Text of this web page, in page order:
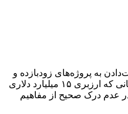
به پروژه‌های زودبازده و
پرطرفدار در میان عامه، مانع اجرای برنامه‌های بلندمدت و بنیادین شد…تداوم الگوی واردات‌محور و نفت‌محور، دلیل مهم عدم تحقق برنامه هوشمندسازی شهری بود؛ زیرا تا زمانی که ارزبری ۱۵ میلیارد دلاری
عدم درک صحیح از مفاهیم